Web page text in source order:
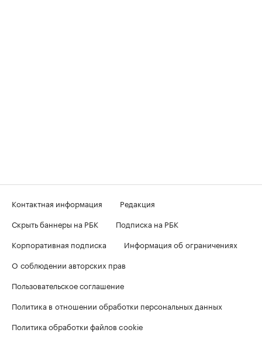
Контактная информация
Редакция
Скрыть баннеры на РБК
Подписка на РБК
Корпоративная подписка
Информация об ограничениях
О соблюдении авторских прав
Пользовательское соглашение
Политика в отношении обработки персональных данных
Политика обработки файлов cookie